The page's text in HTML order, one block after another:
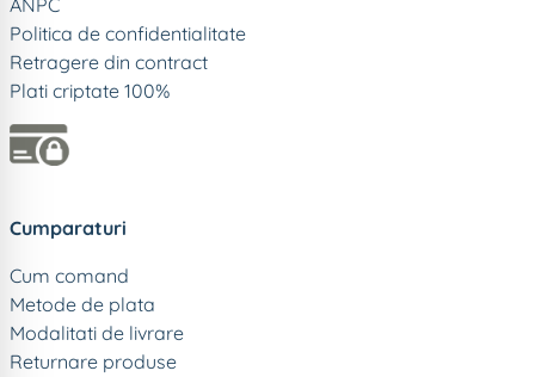
Politica de confidentialitate
Retragere din contract
Plati criptate 100%
Cumparaturi
Cum comand
Metode de plata
Modalitati de livrare
Returnare produse